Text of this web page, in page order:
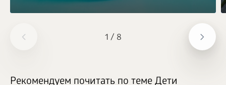
1 / 8
Рекомендуем почитать по теме Дети